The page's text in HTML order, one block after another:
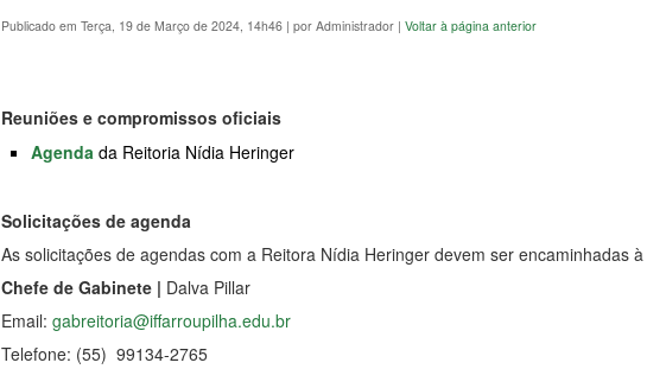
Publicado em Terça, 19 de Março de 2024, 14h46 | por Administrador | Voltar à página anterior
Reuniões e compromissos oficiais
Agenda da Reitoria Nídia Heringer
Solicitações de agenda
As solicitações de agendas com a Reitora Nídia Heringer devem ser encaminhadas
Chefe de Gabinete | Dalva Pillar
Email: gabreitoria@iffarroupilha.edu.br
Telefone: (55) 99134-2765